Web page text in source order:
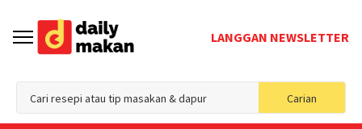
LANGGAN NEWSLETTER
Carian
for: